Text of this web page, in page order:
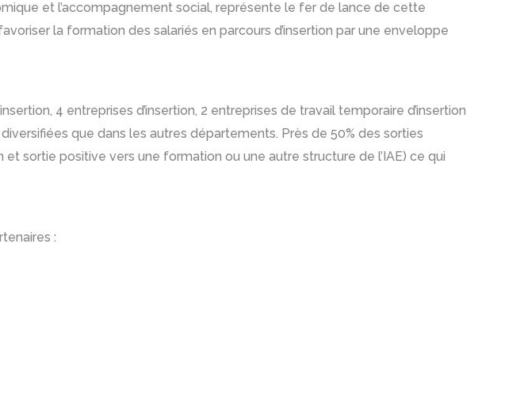
et l’accompagnement social, représente le fer de lance de cette
la formation des salariés en parcours d’insertion par une enveloppe
4 entreprises d’insertion, 2 entreprises de travail temporaire d’insertion
que dans les autres départements. Près de 50% des sorties
sortie positive vers une formation ou une autre structure de l’IAE) ce qui
: